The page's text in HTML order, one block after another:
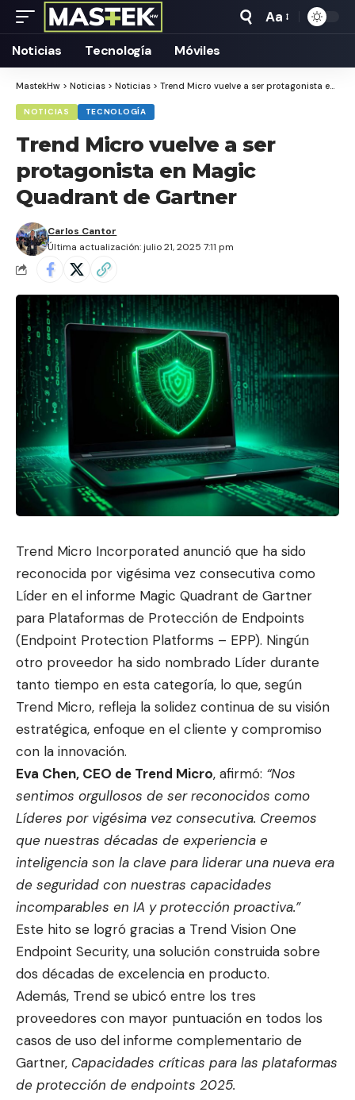
Tamaño
Aa
Noticias Tecnología Móviles
MastekHw > Noticias > Noticias > Trend Micro vuelve a ser protagonista en Magic Quadrant de Gartner
NOTICIAS TECNOLOGÍA
Trend Micro vuelve a ser
protagonista en Magic
Quadrant de Gartner
Última actualización: julio 21, 2025 7:11 pm
Carlos Cantor
Trend Micro Incorporated anunció que ha sido
reconocida por vigésima vez consecutiva como
Líder en el informe Magic Quadrant de Gartner
para Plataformas de Protección de Endpoints
(Endpoint Protection Platforms – EPP). Ningún
otro proveedor ha sido nombrado Líder durante
tanto tiempo en esta categoría, lo que, según
Trend Micro, refleja la solidez continua de su visión
estratégica, enfoque en el cliente y compromiso
con la innovación.
Eva Chen, CEO de Trend Micro, afirmó: “Nos
sentimos orgullosos de ser reconocidos como
Líderes por vigésima vez consecutiva. Creemos
que nuestras décadas de experiencia e
inteligencia son la clave para liderar una nueva era
de seguridad con nuestras capacidades
incomparables en IA y protección proactiva.”
Este hito se logró gracias a Trend Vision One
Endpoint Security, una solución construida sobre
dos décadas de excelencia en producto.
Además, Trend se ubicó entre los tres
proveedores con mayor puntuación en todos los
casos de uso del informe complementario de
Gartner, Capacidades críticas para las plataformas
de protección de endpoints 2025.